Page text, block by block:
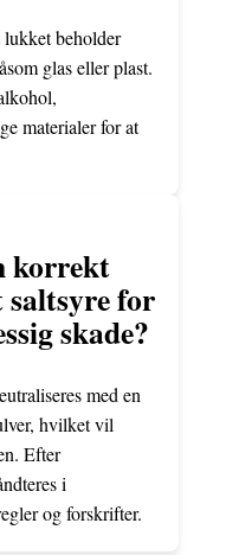
beholder
glas eller plast.
materialer for at
korrekt
for
skade?
med en
hvilket vil
Efter
i
og forskrifter.